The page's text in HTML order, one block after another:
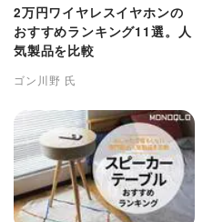
2万円ワイヤレスイヤホンの
おすすめランキング11選。人
気製品を比較
ゴン川野 氏